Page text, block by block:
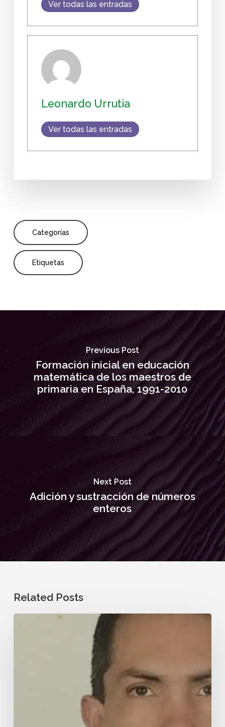
Ver todas las entradas
Leonardo Urrutia
Ver todas las entradas
Categorías
Etiquetas
Previous Post
Formación inicial en educación
matemática de los maestros de
primaria en España, 1991-2010
Next Post
Adición y sustracción de números
enteros
Related Posts